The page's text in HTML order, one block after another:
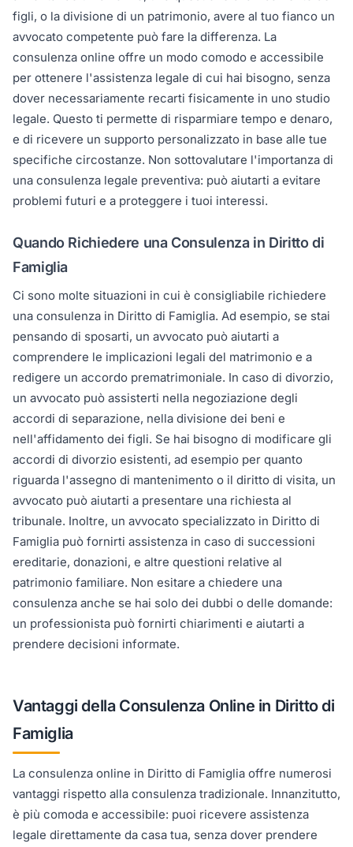
figli, o la divisione di un patrimonio, avere al tuo fianco un
avvocato competente può fare la differenza. La
consulenza online offre un modo comodo e accessibile
per ottenere l'assistenza legale di cui hai bisogno, senza
dover necessariamente recarti fisicamente in uno studio
legale. Questo ti permette di risparmiare tempo e denaro,
e di ricevere un supporto personalizzato in base alle tue
specifiche circostanze. Non sottovalutare l'importanza di
una consulenza legale preventiva: può aiutarti a evitare
problemi futuri e a proteggere i tuoi interessi.
Quando Richiedere una Consulenza in Diritto di
Famiglia
Ci sono molte situazioni in cui è consigliabile richiedere
una consulenza in Diritto di Famiglia. Ad esempio, se stai
pensando di sposarti, un avvocato può aiutarti a
comprendere le implicazioni legali del matrimonio e a
redigere un accordo prematrimoniale. In caso di divorzio,
un avvocato può assisterti nella negoziazione degli
accordi di separazione, nella divisione dei beni e
nell'affidamento dei figli. Se hai bisogno di modificare gli
accordi di divorzio esistenti, ad esempio per quanto
riguarda l'assegno di mantenimento o il diritto di visita, un
avvocato può aiutarti a presentare una richiesta al
tribunale. Inoltre, un avvocato specializzato in Diritto di
Famiglia può fornirti assistenza in caso di successioni
ereditarie, donazioni, e altre questioni relative al
patrimonio familiare. Non esitare a chiedere una
consulenza anche se hai solo dei dubbi o delle domande:
un professionista può fornirti chiarimenti e aiutarti a
prendere decisioni informate.
Vantaggi della Consulenza Online in Diritto di
Famiglia
La consulenza online in Diritto di Famiglia offre numerosi
vantaggi rispetto alla consulenza tradizionale. Innanzitutto,
è più comoda e accessibile: puoi ricevere assistenza
legale direttamente da casa tua, senza dover prendere